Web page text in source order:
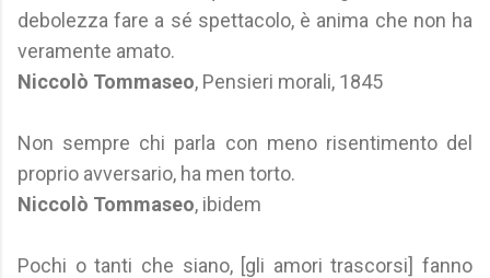
debolezza fare a sé spettacolo, è anima che non ha
veramente amato.
Niccolò Tommaseo, Pensieri morali, 1845
Non sempre chi parla con meno risentimento del
proprio avversario, ha men torto.
Niccolò Tommaseo, ibidem
Pochi o tanti che siano, [gli amori trascorsi] fanno